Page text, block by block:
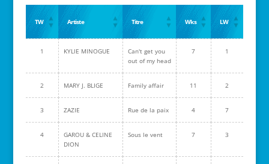
TW Artiste Titre Wks LW
1 KYLIE MINOGUE
Can't get you
out of my head
7 1
2 MARY J. BLIGE Family affair 11 2
3 ZAZIE Rue de la paix 4 7
4
GAROU & CELINE
DION
Sous le vent 7 3